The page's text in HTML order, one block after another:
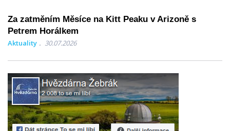
Za zatměním Měsíce na Kitt Peaku v Arizoně s
Petrem Horálkem
Aktuality 30.07.2026